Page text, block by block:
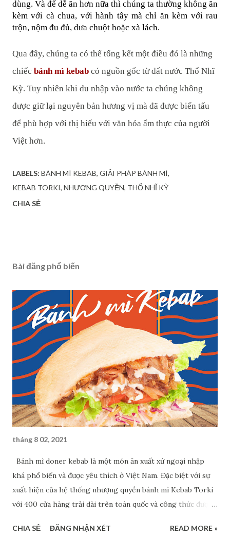
dùng. Và để dễ ăn hơn nữa thì chúng ta thường không ăn
kèm với cà chua, với hành tây mà chỉ ăn kèm với rau
trộn, nộm đu đủ, dưa chuột hoặc xà lách.
Qua đây, chúng ta có thể tổng kết một điều đó là những
chiếc bánh mì kebab có nguồn gốc từ đất nước Thổ Nhĩ
Kỳ. Tuy nhiên khi du nhập vào nước ta chúng không
được giữ lại nguyên bản hương vị mà đã được biến tấu
để phù hợp với thị hiếu với văn hóa ẩm thực của người
Việt hơn.
LABELS: BÁNH MÌ KEBAB GIẢI PHÁP BÁNH MÌ
KEBAB TORKI NHƯỢNG QUYỀN THỔ NHĨ KỲ
CHIA SẺ
Bài đăng phổ biến
tháng 8 02, 2021
Bánh mì doner kebab là một món ăn xuất xứ ngoại nhập
khá phổ biến và được yêu thích ở Việt Nam. Đặc biệt với sự
xuất hiện của hệ thống nhượng quyền bánh mì Kebab Torki
với 400 cửa hàng trải dài trên toàn quốc và công thức được
kebab ngày càng thêm được ưa chuộng và được nhiều người
CHIA SẺ ĐĂNG NHẬN XÉT READ MORE »